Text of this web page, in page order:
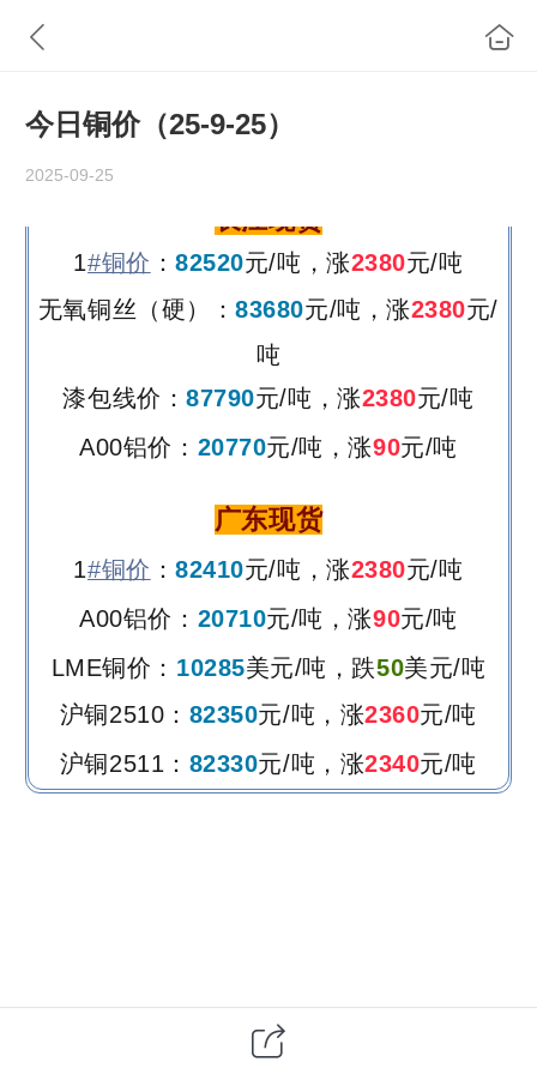
今日铜价（25-9-25）
2025-09-25
长江现货
1#铜价 ：82520元/吨，涨2380元/吨
无氧铜丝（硬）：83680元/吨，涨2380元/
吨
漆包线价：87790元/吨 ，涨2380元/吨
A00铝价： 20770元/吨，涨90元/吨
广东现货
1#铜价 ：82410元/吨，涨2380元/吨
A00铝价： 20710元/吨，涨90元/吨
LME铜价： 10285美元/吨， 跌50美元/吨
沪铜2510： 82350元/吨， 涨2360元/吨
沪铜2511： 82330元/吨 ， 涨2340元/吨